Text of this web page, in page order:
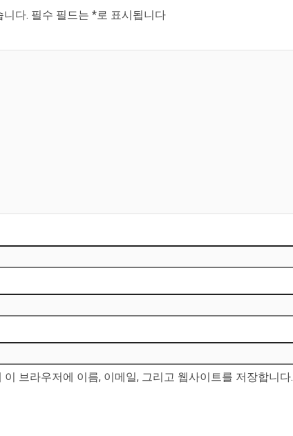
니다. 필수 필드는 *로 표시됩니다
브라우저에 이름, 이메일, 그리고 웹사이트를 저장합니다.